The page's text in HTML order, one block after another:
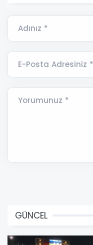
Adınız *
E-Posta Adresiniz *
Yorumunuz *
GÜNCEL